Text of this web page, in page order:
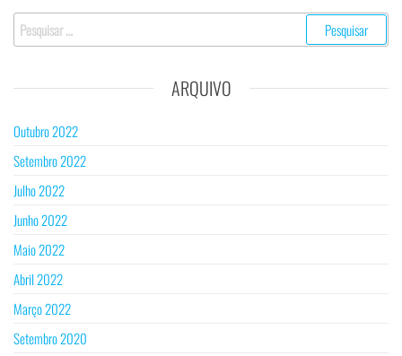
ARQUIVO
Outubro 2022
Setembro 2022
Julho 2022
Junho 2022
Maio 2022
Abril 2022
Março 2022
Setembro 2020